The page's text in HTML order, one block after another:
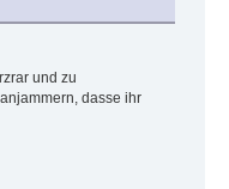
und zu
dasse ihr